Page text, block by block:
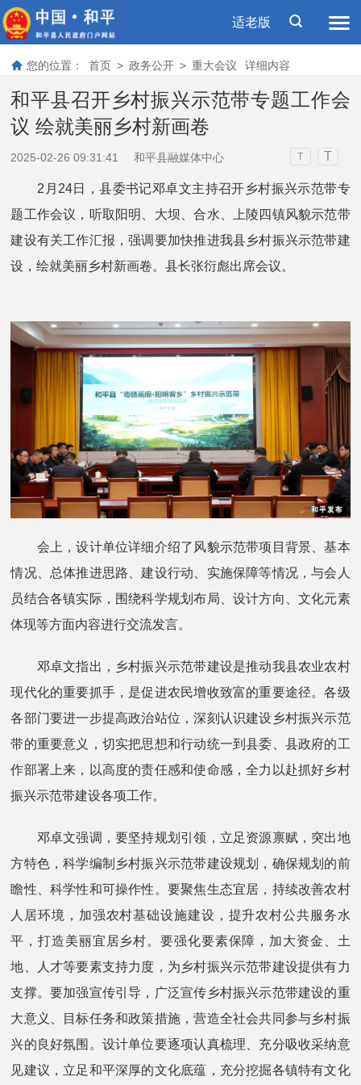
适老版
您的位置： 首页 > 政务公开 > 重大会议 详细内容
和平县召开乡村振兴示范带专题工作会
议 绘就美丽乡村新画卷
2025-02-26 09:31:41 和平县融媒体中心 T T
2月24日，县委书记邓卓文主持召开乡村振兴示范带专
题工作会议，听取阳明、大坝、合水、上陵四镇风貌示范带
建设有关工作汇报，强调要加快推进我县乡村振兴示范带建
设，绘就美丽乡村新画卷。县长张衍彪出席会议。
会上，设计单位详细介绍了风貌示范带项目背景、基本
情况、总体推进思路、建设行动、实施保障等情况，与会人
员结合各镇实际，围绕科学规划布局、设计方向、文化元素
体现等方面内容进行交流发言。
邓卓文指出，乡村振兴示范带建设是推动我县农业农村
现代化的重要抓手，是促进农民增收致富的重要途径。各级
各部门要进一步提高政治站位，深刻认识建设乡村振兴示范
带的重要意义，切实把思想和行动统一到县委、县政府的工
作部署上来，以高度的责任感和使命感，全力以赴抓好乡村
振兴示范带建设各项工作。
邓卓文强调，要坚持规划引领，立足资源禀赋，突出地
方特色，科学编制乡村振兴示范带建设规划，确保规划的前
瞻性、科学性和可操作性。要聚焦生态宜居，持续改善农村
人居环境，加强农村基础设施建设，提升农村公共服务水
平，打造美丽宜居乡村。要强化要素保障，加大资金、土
地、人才等要素支持力度，为乡村振兴示范带建设提供有力
支撑。要加强宣传引导，广泛宣传乡村振兴示范带建设的重
大意义、目标任务和政策措施，营造全社会共同参与乡村振
兴的良好氛围。设计单位要逐项认真梳理、充分吸收采纳意
见建议，立足和平深厚的文化底蕴，充分挖掘各镇特有文化